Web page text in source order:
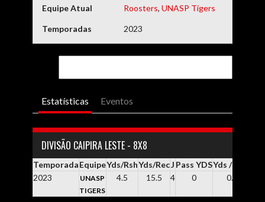
Equipe Atual Roosters, UNASP Tigers
Temporadas 2023
Estatísticas Eventos
DIVISÃO CAIPIRA LESTE - 8X8
TemporadaEquipeYds/RshYds/RecJ Pass YDSYds / Pass
2023
UNASP
TIGERS
4.5 15.5 4 0 0.0